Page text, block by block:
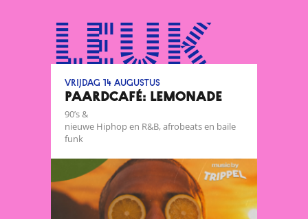
leuk
vrijdag 14 augustus
Paardcafé: Lemonade
90’s &
nieuwe Hiphop en R&B, afrobeats en baile
funk